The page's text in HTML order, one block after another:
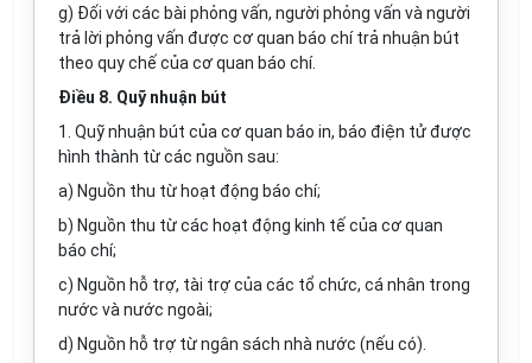
g) Đối với các bài phỏng vấn, người phỏng vấn và người
trả lời phỏng vấn được cơ quan báo chí trả nhuận bút
theo quy chế của cơ quan báo chí.
Điều 8. Quỹ nhuận bút
1. Quỹ nhuận bút của cơ quan báo in, báo điện tử được
hình thành từ các nguồn sau:
a) Nguồn thu từ hoạt động báo chí;
b) Nguồn thu từ các hoạt động kinh tế của cơ quan
báo chí;
c) Nguồn hỗ trợ, tài trợ của các tổ chức, cá nhân trong
nước và nước ngoài;
d) Nguồn hỗ trợ từ ngân sách nhà nước (nếu có).